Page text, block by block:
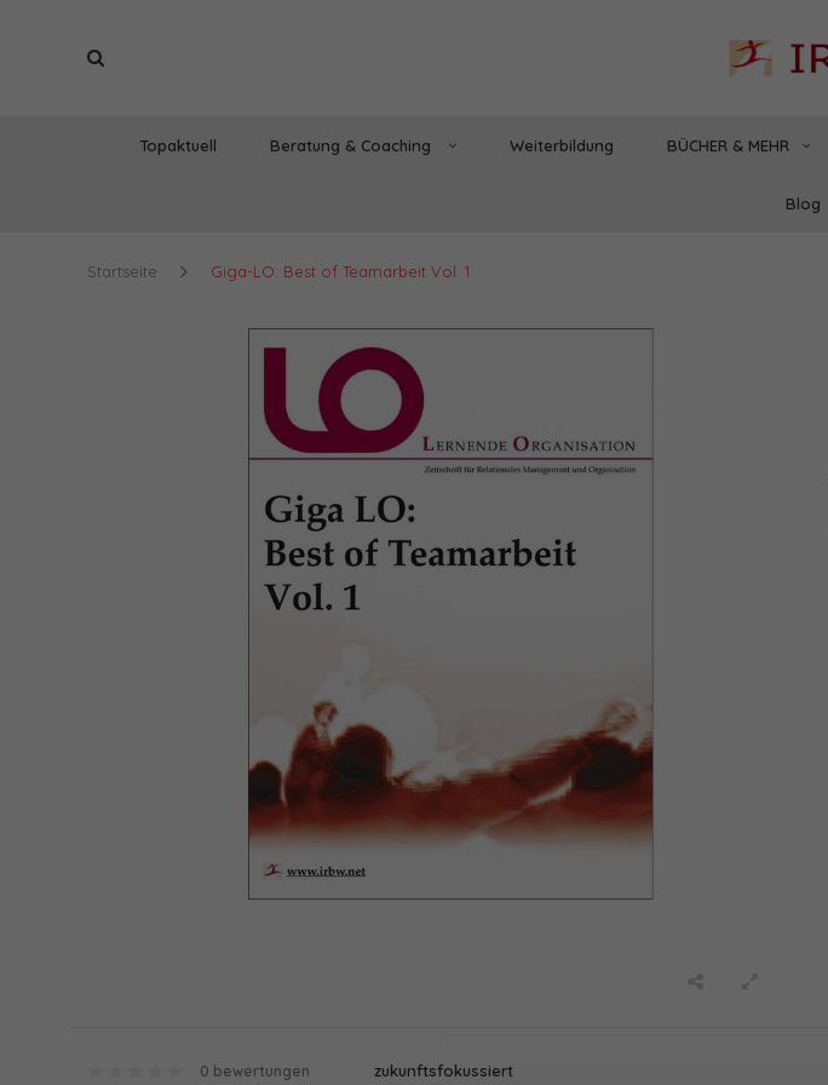
Topaktuell Beratung & Coaching Weiterbildung BÜCHER & MEHR
Blog
Startseite Giga-LO: Best of Teamarbeit Vol. 1
0 bewertungen zukunftsfokussiert